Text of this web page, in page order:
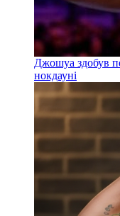
Джошуа здобув
нокдауні